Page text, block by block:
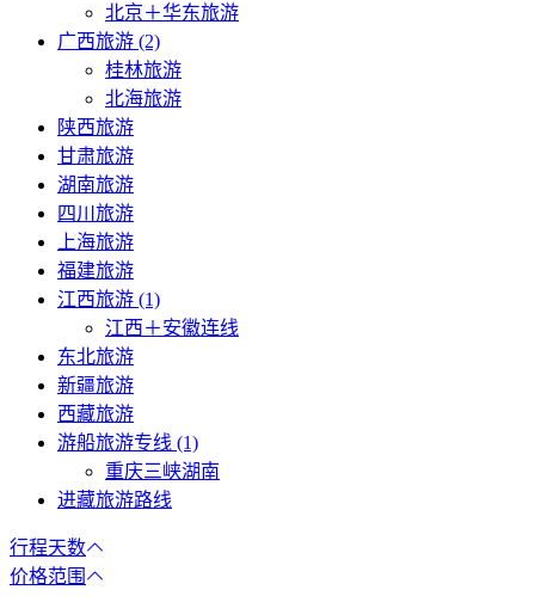
北京＋华东旅游
广西旅游 (2)
桂林旅游
北海旅游
陕西旅游
甘肃旅游
湖南旅游
四川旅游
上海旅游
福建旅游
江西旅游 (1)
江西＋安徽连线
东北旅游
新疆旅游
西藏旅游
游船旅游专线 (1)
重庆三峡湖南
进藏旅游路线
行程天数
价格范围